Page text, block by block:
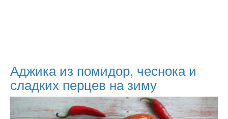
Аджика из помидор, чеснока и
сладких перцев на зиму